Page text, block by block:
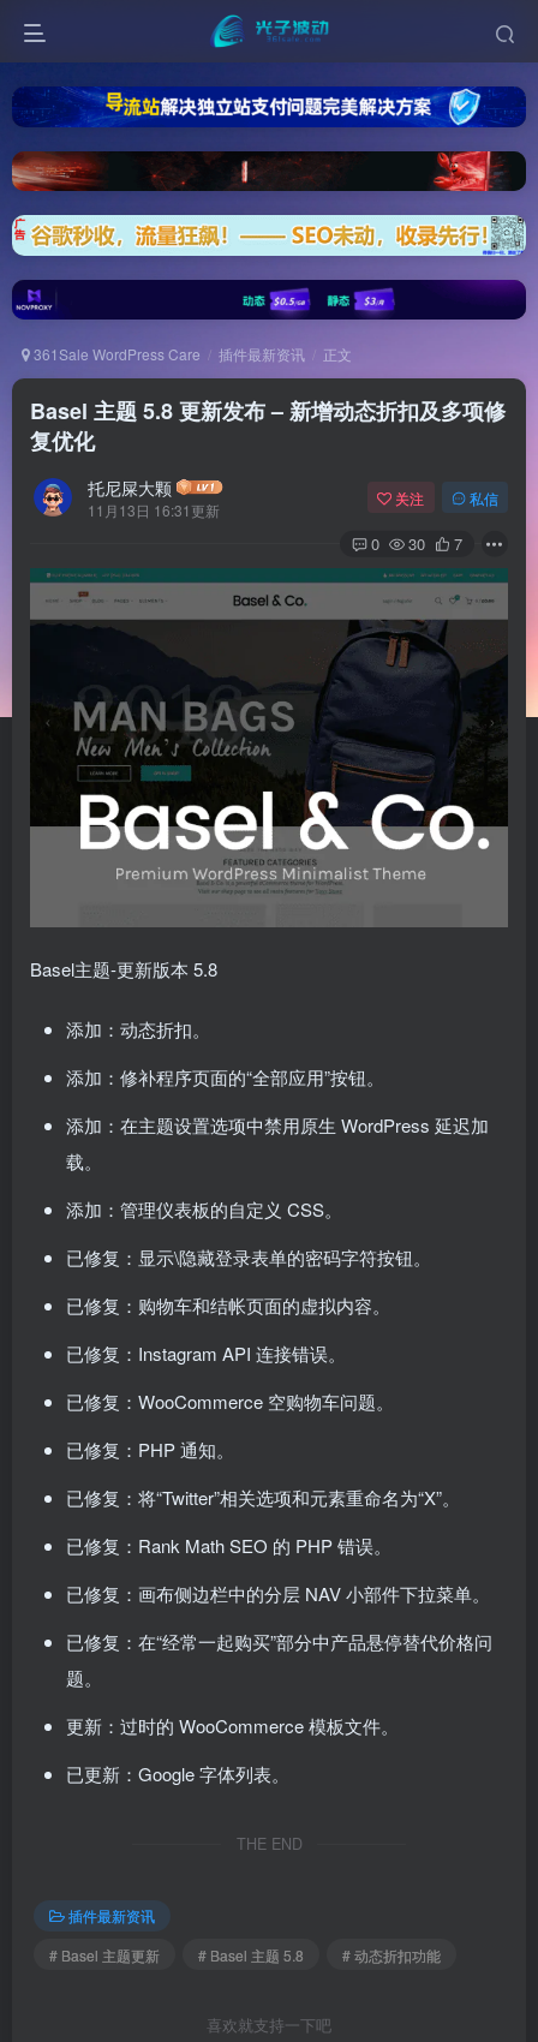
361Sale WordPress Care 插件最新资讯 正文
Basel 主题 5.8 更新发布 – 新增动态折扣及多项修
复优化
托尼屎大颗
11月13日 16:31更新
关注 私信
0 30 7
Basel主题-更新版本 5.8
添加：动态折扣。
添加：修补程序页面的“全部应用”按钮。
添加：在主题设置选项中禁用原生 WordPress 延迟加
载。
添加：管理仪表板的自定义 CSS。
已修复：显示\隐藏登录表单的密码字符按钮。
已修复：购物车和结帐页面的虚拟内容。
已修复：Instagram API 连接错误。
已修复：WooCommerce 空购物车问题。
已修复：PHP 通知。
已修复：将“Twitter”相关选项和元素重命名为“X”。
已修复：Rank Math SEO 的 PHP 错误。
已修复：画布侧边栏中的分层 NAV 小部件下拉菜单。
已修复：在“经常一起购买”部分中产品悬停替代价格问
题。
更新：过时的 WooCommerce 模板文件。
已更新：Google 字体列表。
THE END
插件最新资讯
# Basel 主题更新
# Basel 主题 5.8 # 动态折扣功能
喜欢就支持一下吧